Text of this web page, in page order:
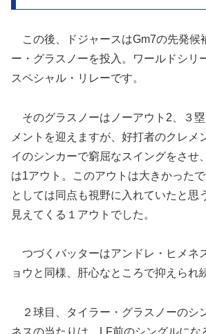
この後、ドジャースはGm7の先発候
ー・グラスノーを投入。ワールドシリ
スペシャル・リレーです。
そのグラスノーはノーアウト2、３
メントを迎えますが、好打者のクレメ
イのシンカーで窮屈なスイングをさせ
は1アウト。このアウトは大きかった
としては同点も視野に入れていたと思
見えてくる１アウトでした。
つづくバッターはアンドレ・ヒメネ
ョウと同様、肝心なところで抑えられ
２球目、タイラー・グラスノーのシ